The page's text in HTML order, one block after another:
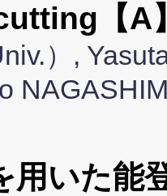
【A
）,
用いた能